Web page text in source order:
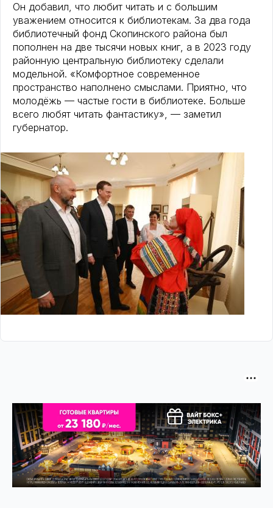
Он добавил, что любит читать и с большим
уважением относится к библиотекам. За два года
библиотечный фонд Скопинского района был
пополнен на две тысячи новых книг, а в 2023 году
районную центральную библиотеку сделали
модельной. «Комфортное современное
пространство наполнено смыслами. Приятно, что
молодёжь — частые гости в библиотеке. Больше
всего любят читать фантастику», — заметил
губернатор.